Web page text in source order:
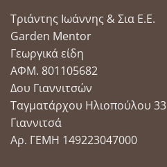
Τριάντης Ιωάννης & Σια Ε.Ε.
Garden Mentor
Γεωργικά είδη
ΑΦΜ. 801105682
Δου Γιαννιτσών
Ταγματάρχου Ηλιοπούλου 33
Γιαννιτσά
Αρ. ΓΕΜΗ 149223047000